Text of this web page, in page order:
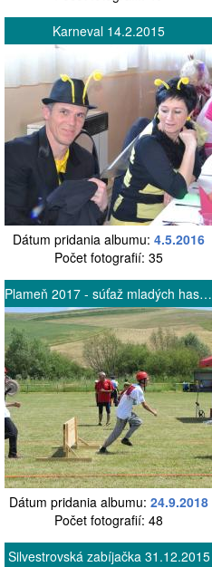
Karneval 14.2.2015
Dátum pridania albumu:4.5.2016
Počet fotografií: 35
Plameň 2017 - súťaž mladých hasičov
Dátum pridania albumu:24.9.2018
Počet fotografií: 48
Silvestrovská zabíjačka 31.12.2015